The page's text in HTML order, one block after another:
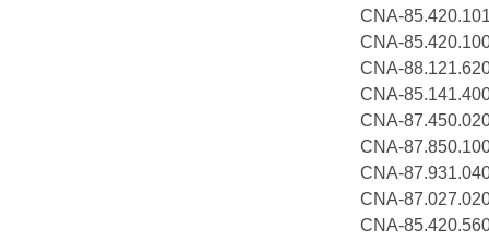
CNA-
CNA-
CNA-
CNA-
CNA-
CNA-
CNA-
CNA-
CNA-